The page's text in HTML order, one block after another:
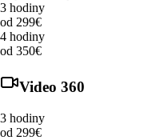
3 hodiny
od 299€
4 hodiny
od 350€
Video 360
3 hodiny
od 299€